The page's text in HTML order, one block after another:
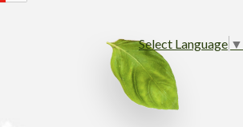
Select Language ▼